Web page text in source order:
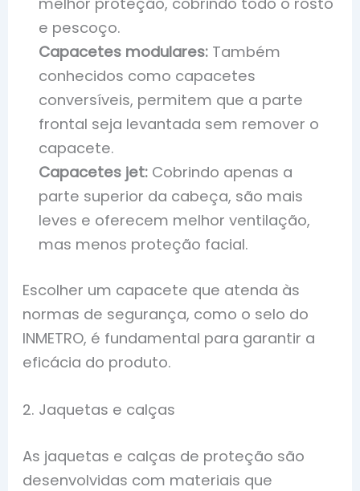
e pescoço.
Capacetes modulares: Também
conhecidos como capacetes
conversíveis, permitem que a parte
frontal seja levantada sem remover o
capacete.
Capacetes jet: Cobrindo apenas a
parte superior da cabeça, são mais
leves e oferecem melhor ventilação,
mas menos proteção facial.
Escolher um capacete que atenda às
normas de segurança, como o selo do
INMETRO, é fundamental para garantir a
eficácia do produto.
2. Jaquetas e calças
As jaquetas e calças de proteção são
desenvolvidas com materiais que